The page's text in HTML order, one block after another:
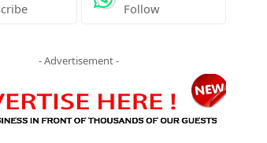
Follow
- Advertisement -